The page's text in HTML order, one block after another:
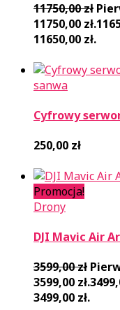
11750,00zł
11750,00 zł.
11650,00 zł.
sanwa
Cyfrowy
250,00 zł
Promocja!
Drony
DJI Mavic Air
3599,00zł
3599,00 zł.
3499,00 zł.